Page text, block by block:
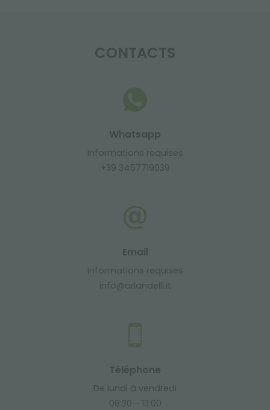
CONTACTS
Whatsapp
Informations requises
+39 3457719939
Email
Informations requises
info@orlandelli.it
Téléphone
De lundi à vendredi
08:30 - 13:00